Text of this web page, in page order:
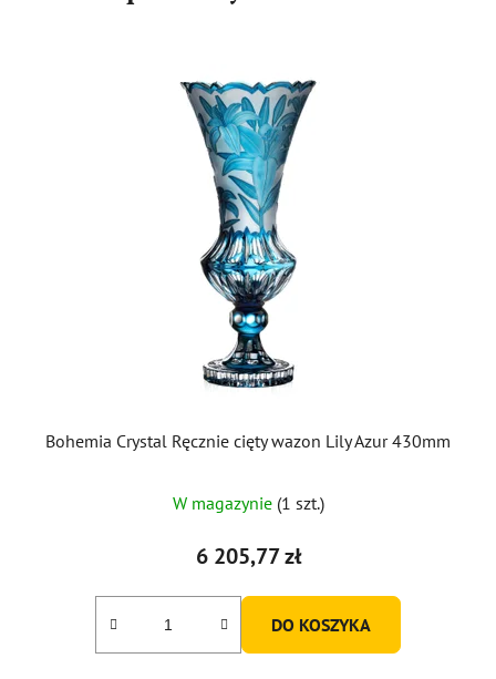
Bohemia Crystal Ręcznie cięty wazon Lily Azur 430mm
W magazynie (1 szt.)
6 205,77 zł
DO KOSZYKA